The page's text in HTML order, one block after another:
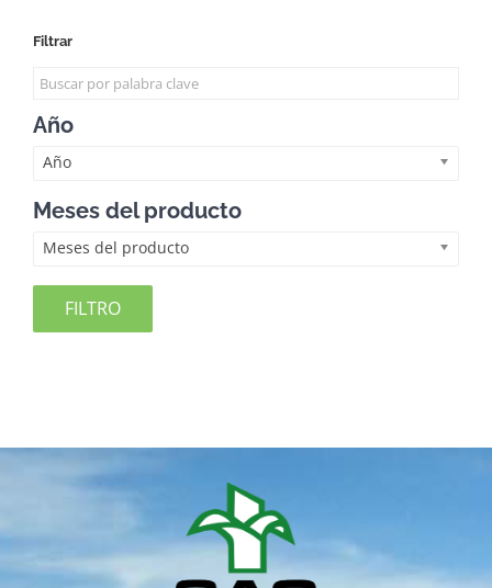
Filtrar
Año
Año
Meses del producto
Meses del producto
FILTRO